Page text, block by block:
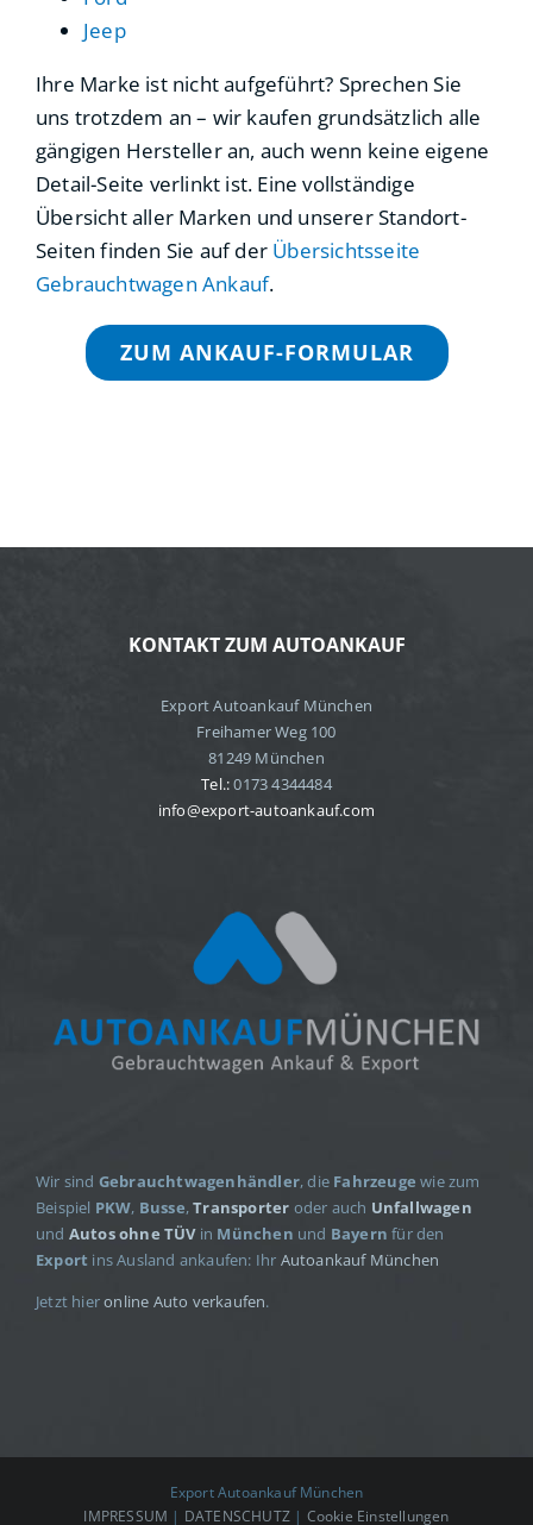
Jeep
Ihre Marke ist nicht aufgeführt? Sprechen Sie
uns trotzdem an – wir kaufen grundsätzlich alle
gängigen Hersteller an, auch wenn keine eigene
Detail-Seite verlinkt ist. Eine vollständige
Übersicht aller Marken und unserer Standort-
Seiten finden Sie auf der Übersichtsseite
Gebrauchtwagen Ankauf.
ZUM ANKAUF-FORMULAR
KONTAKT ZUM AUTOANKAUF
Export Autoankauf München
Freihamer Weg 100
81249 München
Tel.:0173 4344484
info@export-autoankauf.com
Wir sind Gebrauchtwagenhändler, die Fahrzeuge wie zum
Beispiel PKW, Busse,Transporter oder auch Unfallwagen
und Autos ohne TÜVin München und Bayernfür den
Export ins Ausland ankaufen: Ihr Autoankauf München
Jetzt hieronline Auto verkaufen.
Export Autoankauf München
IMPRESSUM | DATENSCHUTZ | Cookie Einstellungen